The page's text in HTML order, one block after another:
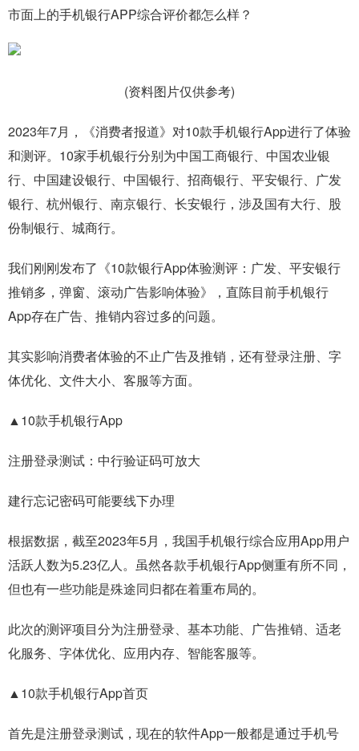
市面上的手机银行APP综合评价都怎么样？
(资料图片仅供参考)
2023年7月，《消费者报道》对10款手机银行App进行了体验
和测评。10家手机银行分别为中国工商银行、中国农业银
行、中国建设银行、中国银行、招商银行、平安银行、广发
银行、杭州银行、南京银行、长安银行 ，涉及国有大行、股
份制银行、城商行。
我们刚刚发布了《10款银行App体验测评：广发、平安银行
推销多，弹窗、滚动广告影响体验》，直陈目前手机银行
App存在广告、推销内容过多的问题。
其实影响消费者体验的不止广告及推销，还有登录注册、字
体优化、文件大小、客服等方面。
▲10款手机银行App
注册登录测试：中行验证码可放大
建行忘记密码可能要线下办理
根据数据，截至2023年5月，我国手机银行综合应用App用户
活跃人数为5.23亿人。虽然各款手机银行App侧重有所不同，
但也有一些功能是殊途同归都在着重布局的。
此次的测评项目分为注册登录、基本功能、广告推销、适老
化服务、字体优化、应用内存、智能客服等。
▲10款手机银行App首页
首先是注册登录测试，现在的软件App一般都是通过手机号